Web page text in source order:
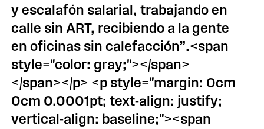
y escalafón salarial, trabajando en
calle sin ART, recibiendo a la gente
en oficinas sin calefacción”.<span
style="color: gray;"></span>
</span></p> <p style="margin: 0cm
0cm 0.0001pt; text-align: justify;
vertical-align: baseline;"><span